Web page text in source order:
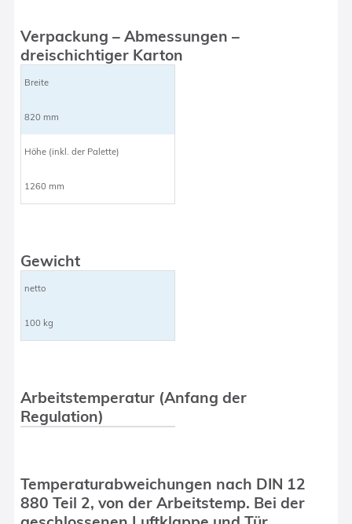
Verpackung – Abmessungen –
dreischichtiger Karton
Breite
820 mm
Höhe (inkl. der Palette)
1260 mm
Gewicht
netto
100 kg
Arbeitstemperatur (Anfang der
Regulation)
Temperaturabweichungen nach DIN 12
880 Teil 2, von der Arbeitstemp. Bei der